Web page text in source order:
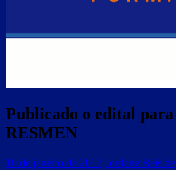
Publicado o edital para
RESMEN
10 de janeiro de 2017 Jordane Reis